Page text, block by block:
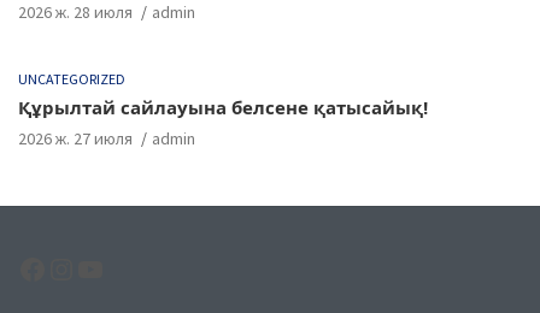
2026 ж. 28 июля admin
UNCATEGORIZED
Құрылтай сайлауына белсене қатысайық!
2026 ж. 27 июля admin